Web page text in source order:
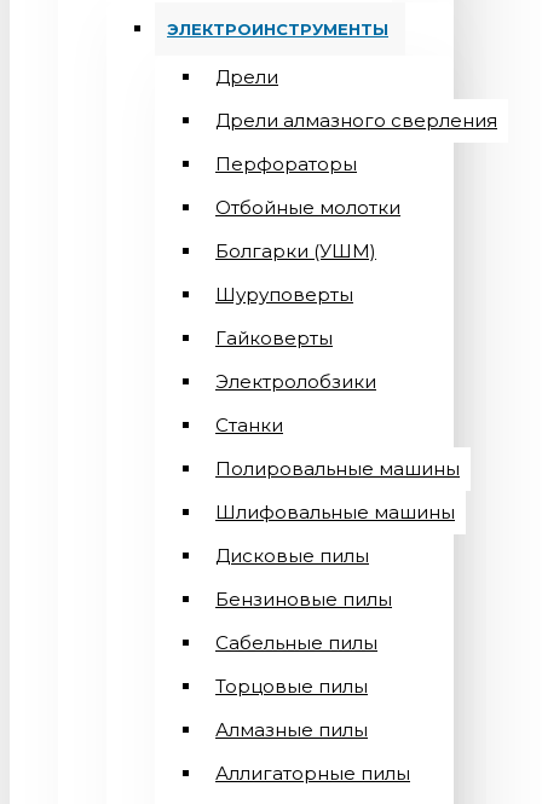
ЭЛЕКТРОИНСТРУМЕНТЫ
Дрели
Дрели алмазного сверления
Перфораторы
Отбойные молотки
Болгарки (УШМ)
Шуруповерты
Гайковерты
Электролобзики
Станки
Полировальные машины
Шлифовальные машины
Дисковые пилы
Бензиновые пилы
Сабельные пилы
Торцовые пилы
Алмазные пилы
Аллигаторные пилы